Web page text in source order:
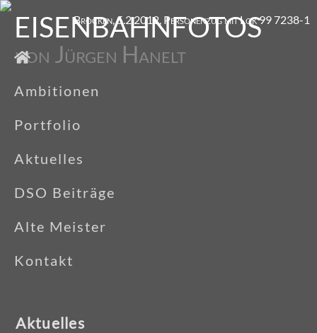
Brocken, 5.2.2012, Personenzug mit Lok 99 7238-1
EISENBAHNFOTOS
von Jürgen Hanelt
Ambitionen
Portfolio
Aktuelles
DSO Beiträge
Alte Meister
Kontakt
Aktuelles